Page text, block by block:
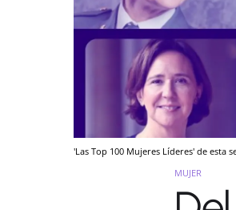
'Las Top 100 Mujeres Líderes' de esta
MUJER